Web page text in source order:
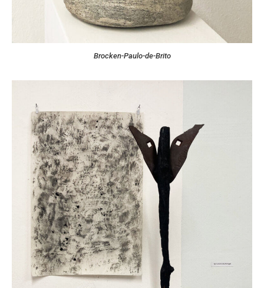
Brocken-Paulo-de-Brito